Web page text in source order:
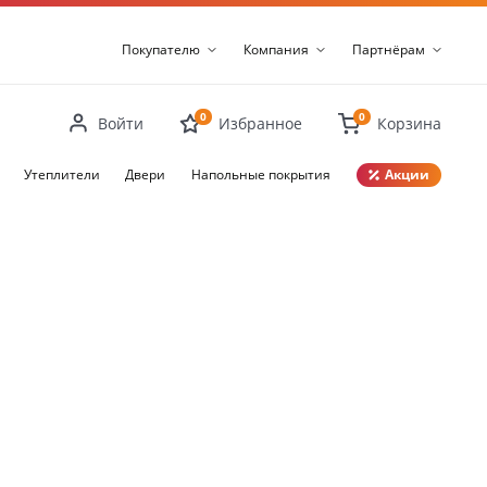
Покупателю Компания Партнёрам
Войти 0 Избранное 0 Корзина
Утеплители Двери Напольные покрытия Акции